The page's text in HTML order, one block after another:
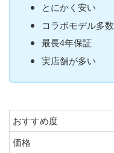
とにかく安い
コラボモデル多数
最長4年保証
実店舗が多い
おすすめ度
価格